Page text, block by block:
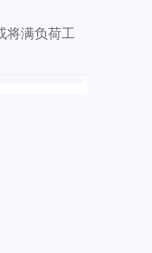
将满负荷工